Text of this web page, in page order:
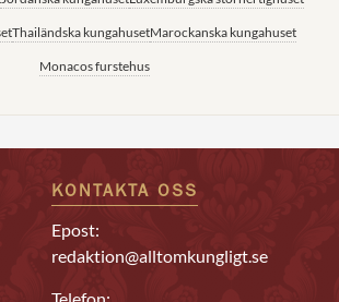
Thailändska kungahusetMarockanska kungahuset
Monacos furstehus
KONTAKTA OSS
Epost:
redaktion@alltomkungligt.se